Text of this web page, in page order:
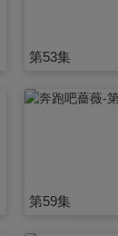
第53集
第59集